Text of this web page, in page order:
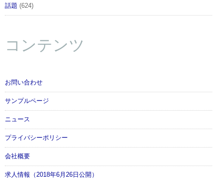
話題 (624)
コンテンツ
お問い合わせ
サンプルページ
ニュース
プライバシーポリシー
会社概要
求人情報（2018年6月26日公開）